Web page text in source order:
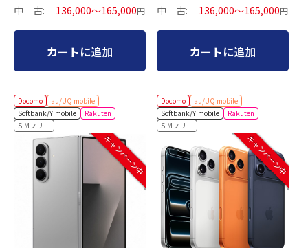
中 古: 136,000～165,000円
カートに追加
中 古: 136,000～165,000円
カートに追加
Docomo
au/UQ mobile
Softbank/Y!mobile
Rakuten
SIMフリー
キャンペーン中
Docomo
au/UQ mobile
Softbank/Y!mobile
Rakuten
SIMフリー
キャンペーン中